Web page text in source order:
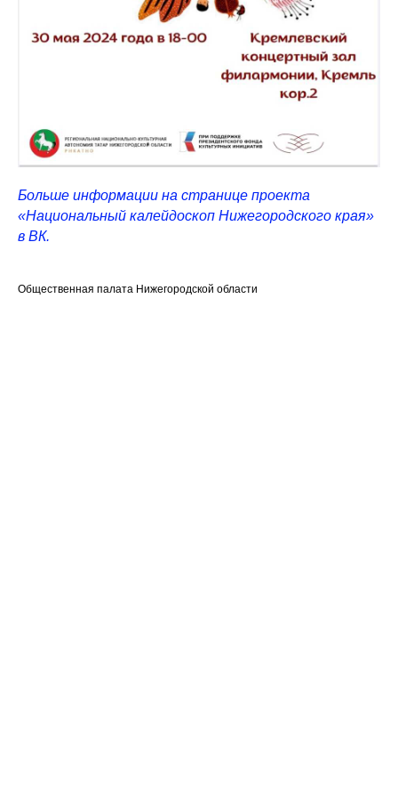
Больше информации на странице проекта
«Национальный калейдоскоп Нижегородского края»
в ВК.
Общественная палата Нижегородской области